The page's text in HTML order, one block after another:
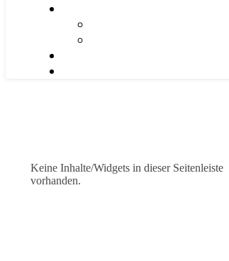
Keine Inhalte/Widgets in dieser Seitenleiste
vorhanden.